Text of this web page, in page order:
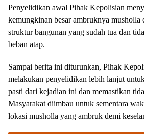
Penyelidikan awal Pihak Kepolisian
kemungkinan besar ambruknya musholla
struktur bangunan yang sudah tua dan
beban atap.
Sampai berita ini diturunkan, Pihak
melakukan penyelidikan lebih lanjut
pasti dari kejadian ini dan memastikan
Masyarakat diimbau untuk sementara
lokasi musholla yang ambruk demi